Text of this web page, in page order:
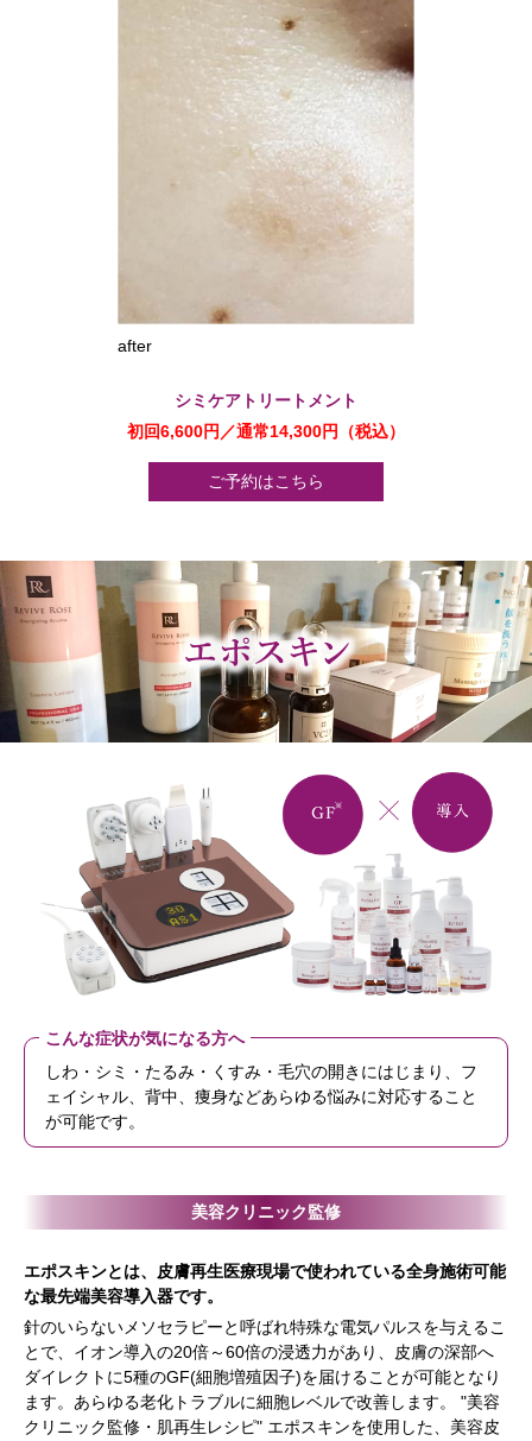
after
シミケアトリートメント
初回6,600円／通常14,300円（税込）
ご予約はこちら
こんな症状が気になる方へ
しわ・シミ・たるみ・くすみ・毛穴の開きにはじまり、フ
ェイシャル、背中、痩身などあらゆる悩みに対応すること
が可能です。
美容クリニック監修
エポスキンとは、皮膚再生医療現場で使われている全身施術可能
な最先端美容導入器です。
針のいらないメソセラピーと呼ばれ特殊な電気パルスを与えるこ
とで、イオン導入の20倍～60倍の浸透力があり、皮膚の深部へ
ダイレクトに5種のGF(細胞増殖因子)を届けることが可能となり
ます。あらゆる老化トラブルに細胞レベルで改善します。 "美容
クリニック監修・肌再生レシピ" エポスキンを使用した、美容皮